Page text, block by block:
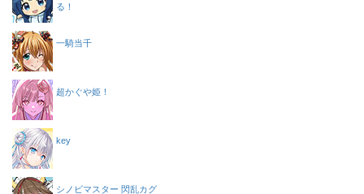
る！
一騎当千
超かぐや姫！
key
シノビマスター 閃乱カグ